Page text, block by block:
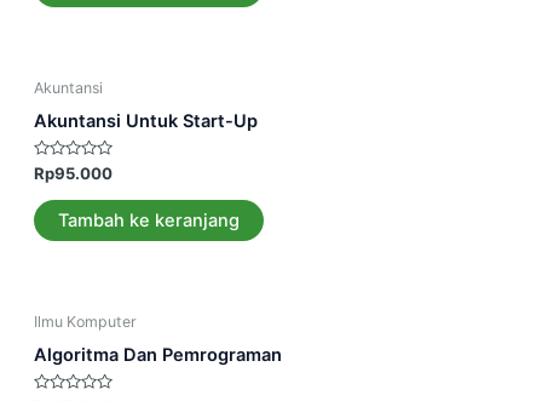
Akuntansi
Akuntansi Untuk Start-Up
Dinilai
0
dari
5
Rp95.000
Tambah ke keranjang
Ilmu Komputer
Algoritma Dan Pemrograman